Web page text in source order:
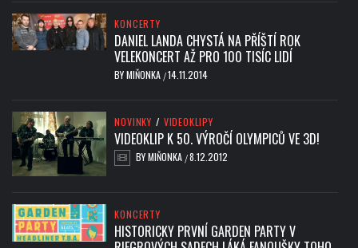
KONCERTY
DANIEL LANDA CHYSTÁ NA PŘÍŠTÍ ROK
VELEKONCERT AŽ PRO 100 TISÍC LIDÍ
BYMIŇONKA /14.11.2014
NOVINKY / VIDEOKLIPY
VIDEOKLIP K 50. VÝROČÍ OLYMPICŮ VE 3D!
BYMIŇONKA /8.12.2012
KONCERTY
HISTORICKY PRVNÍ GARDEN PARTY V